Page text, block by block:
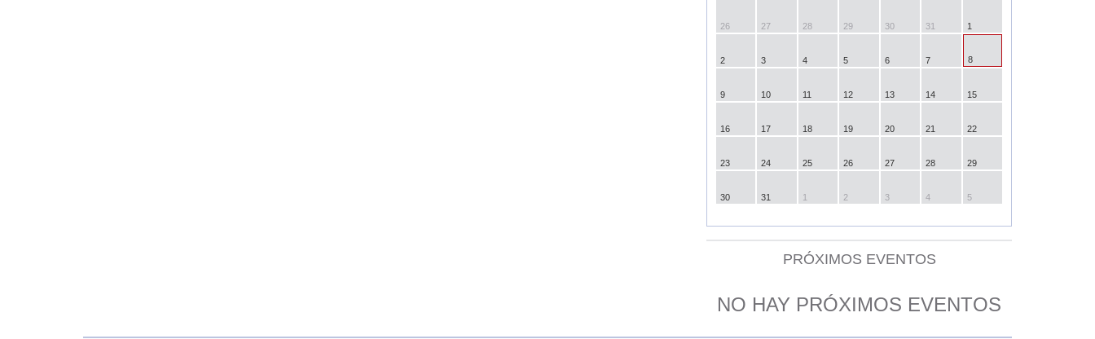
26 27 28 29 30 31 1
2 3 4 5 6 7 8
9 10 11 12 13 14 15
16 17 18 19 20 21 22
23 24 25 26 27 28 29
30 31 1 2 3 4 5
PRÓXIMOS EVENTOS
NO HAY PRÓXIMOS EVENTOS